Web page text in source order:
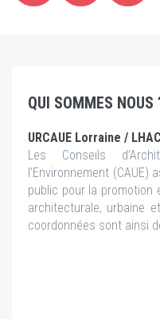
QUI SOMMES NOUS
URCAUE Lorraine / LHAC
Les Conseils
l’Environnement
public pour la promotion
architecturale, urbaine
coordonnées sont ainsi